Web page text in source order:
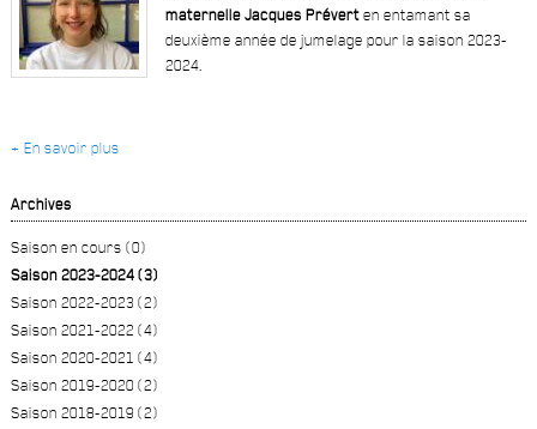
maternelle Jacques Préverten entamant sa
deuxième année de jumelage pour la saison 2023-
2024.
+ En savoir plus
Archives
Saison en cours (0)
Saison 2023-2024 (3)
Saison 2022-2023 (2)
Saison 2021-2022 (4)
Saison 2020-2021 (4)
Saison 2019-2020 (2)
Saison 2018-2019 (2)